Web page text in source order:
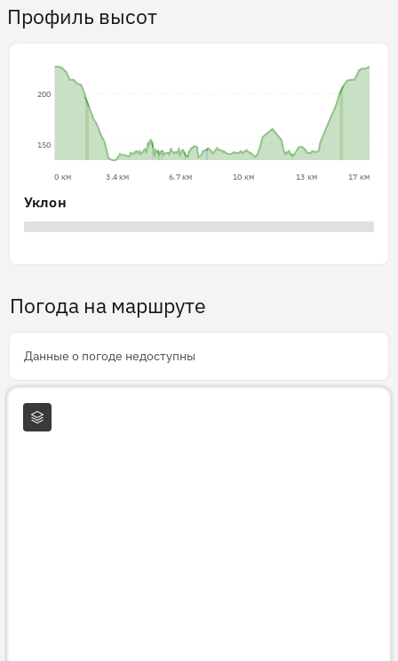
Профиль высот
150
200
0 км 3.4 км 6.7 км 10 км 13 км 17 км
Уклон
Погода на маршруте
Данные о погоде недоступны